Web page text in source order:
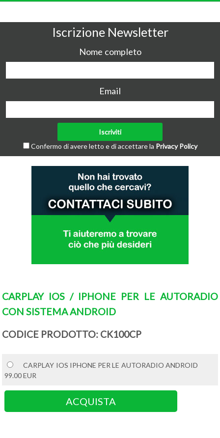
Iscrizione Newsletter
Nome completo
Email
Confermo di avere letto e di accettare la Privacy Policy
CARPLAY IOS / IPHONE PER LE AUTORADIO
CON SISTEMA ANDROID
CODICE PRODOTTO: CK100CP
CARPLAY IOS IPHONE PER LE AUTORADIO ANDROID
99.00 EUR